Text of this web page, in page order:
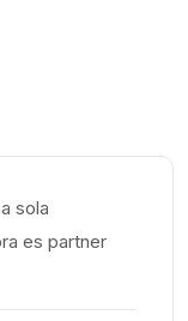
sola
es partner